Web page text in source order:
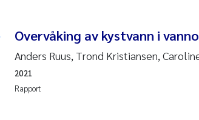
Ramon
Liv Bente Skancke
Overvåking av kystvann i
Anders Ruus, Trond Kristiansen,
Rapport
2021